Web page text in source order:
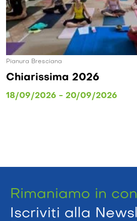
Pianura Bresciana
Chiarissima 2026
18/09/2026 - 20/09/2026
Rimaniamo in
Iscriviti alla